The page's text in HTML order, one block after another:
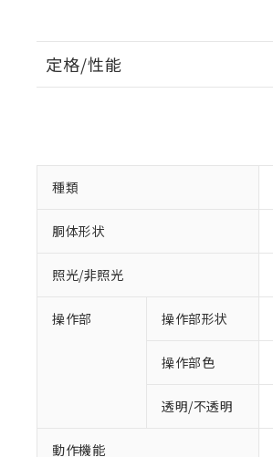
定格/性能
種類
胴体形状
照光/非照光
操作部 操作部形状
操作部色
透明/不透明
動作機能